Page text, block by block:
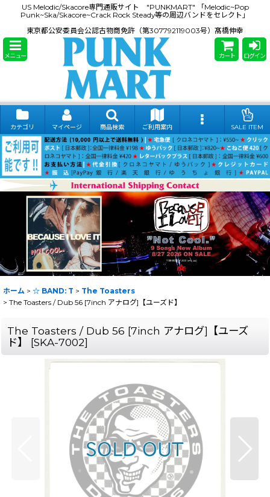
US Melodic/Skacore専門通販サイト "PUNKMART" 「Melodic~Pop
Punk~Ska/Skacore~Crack Rock Steady等の周辺バンドをセレクト」
東京都公安委員会公認古物商免許（第307792119003号）髙橋伸幸
メニュー カート ログイン
カテゴリ マイページ 商品検索 ご利用案内 SALE ITEM
ホーム > ☆ BAND: T > The Toasters
> The Toasters / Dub 56 [7inch アナログ]【ユーズド】
The Toasters / Dub 56 [7inch アナログ]【ユーズ
ド】
[SKA-7002]